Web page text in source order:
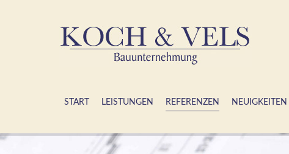
START LEISTUNGEN REFERENZEN NEUIGKEITEN